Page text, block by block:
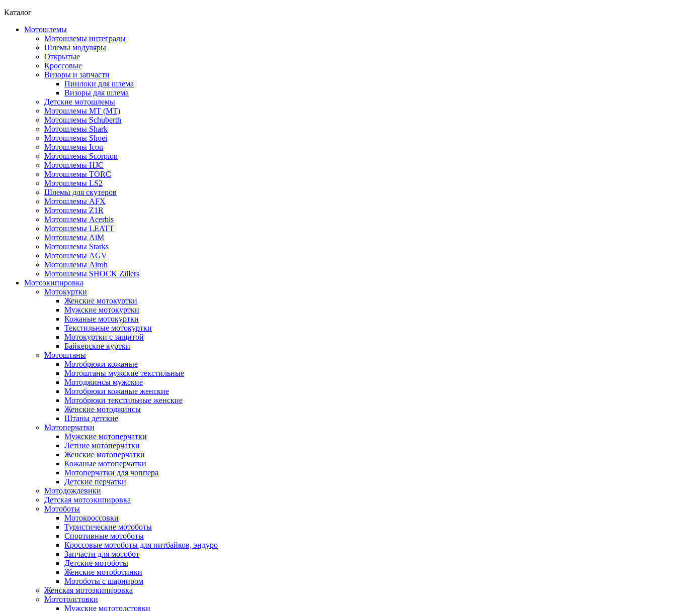
Каталог
Мотошлемы
Мотошлемы интегралы
Шлемы модуляры
Открытые
Кросcовые
Визоры и запчасти
Пинлоки для шлема
Визоры для шлема
Детские мотошлемы
Мотошлемы MT (МТ)
Мотошлемы Schuberth
Мотошлемы Shark
Мотошлемы Shoei
Мотошлемы Icon
Мотошлемы Scorpion
Мотошлемы HJC
Мотошлемы TORC
Мотошлемы LS2
Шлемы для скутеров
Мотошлемы AFX
Мотошлемы Z1R
Мотошлемы Acerbis
Мотошлемы LEATT
Мотошлемы AiM
Мотошлемы Starks
Мотошлемы AGV
Мотошлемы Airoh
Мотошлемы SHOCK Zillers
Мотоэкипировка
Мотокуртки
Женские мотокуртки
Мужские мотокуртки
Кожаные мотокуртки
Текстильные мотокуртки
Мотокуртки с защитой
Байкерские куртки
Мотоштаны
Мотобрюки кожаные
Мотоштаны мужские текстильные
Мотоджинсы мужские
Мотобрюки кожаные женские
Мотобрюки текстильные женские
Женские мотоджинсы
Штаны детские
Мотоперчатки
Мужские мотоперчатки
Летние мотоперчатки
Женские мотоперчатки
Кожаные мотоперчатки
Мотоперчатки для чоппера
Детские перчатки
Мотодождевики
Детская мотоэкипировка
Мотоботы
Мотокроссовки
Туристические мотоботы
Спортивные мотоботы
Кроссовые мотоботы для питбайков, эндуро
Запчасти для мотобот
Детские мотоботы
Женские мотоботинки
Мотоботы с шарниром
Женская мотоэкипировка
Мототолстовки
Мужские мототолстовки